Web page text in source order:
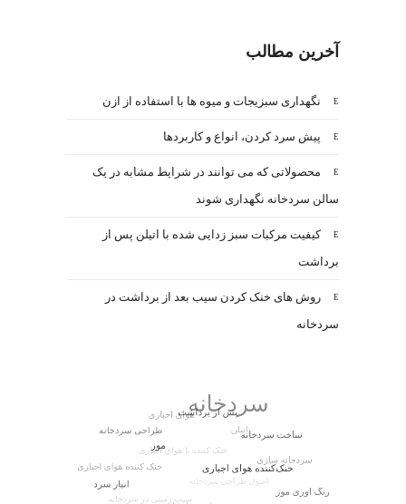
آخرین مطالب
نگهداری سبزیجات و میوه ها با استفاده از ازن
پیش سرد کردن، انواع و کاربردها
محصولاتی که می توانند در شرایط مشابه در یک
سالن سردخانه نگهداری شوند
کیفیت مرکبات سبز زدایی شده با اتیلن پس از
برداشت
روش های خنک کردن سیب بعد از برداشت در
سردخانه